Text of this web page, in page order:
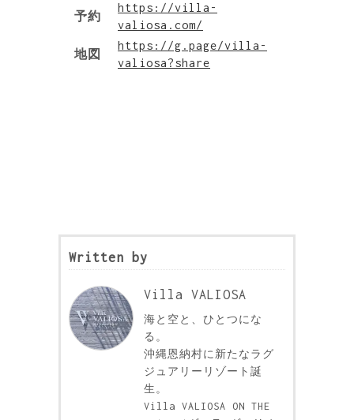
予約
https://villa-
valiosa.com/
地図
https://g.page/villa-
valiosa?share
Written by
Villa VALIOSA
海と空と、ひとつにな
る。
沖縄恩納村に新たなラグ
ジュアリーリゾート誕
生。
Villa VALIOSA ON THE